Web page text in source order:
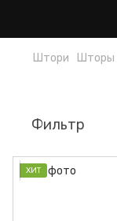
Штори Шторы
Фильтр
ХИТ